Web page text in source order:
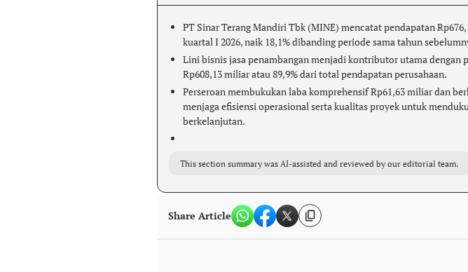
PT Sinar Terang Mandiri Tbk (MINE) mencatat pendapatan
kuartal I 2026, naik 18,1% dibanding periode sama tahun
Lini bisnis jasa penambangan menjadi kontributor utama dengan
Rp608,13 miliar atau 89,9% dari total pendapatan perusahaan.
Perseroan membukukan laba komprehensif Rp61,63 miliar dan
menjaga efisiensi operasional serta kualitas proyek untuk
berkelanjutan.
This section summary was AI-assisted and reviewed by our editorial team.
Share Article